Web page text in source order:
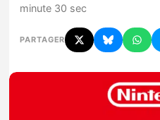
Hardware
Chiffres de ventes
minute 30 sec
PARTAGER